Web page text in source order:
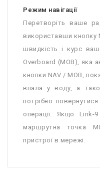
Режим навігації
Перетворіть ваше
використавши кнопку
швидкість і курс
Overboard (MOB), яка
кнопки NAV / MOB,
впала у воду, а
потрібно
операції. Якщо Link-
маршрутна точка
пристрої в мережі.